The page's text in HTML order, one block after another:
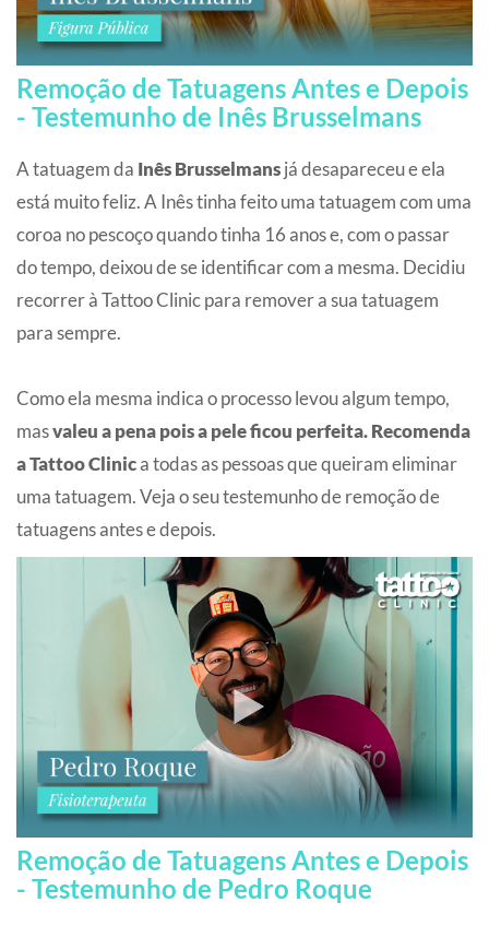
Remoção de Tatuagens Antes e Depois
- Testemunho de Inês Brusselmans
A tatuagem da Inês Brusselmansjá desapareceu e ela
está muito feliz. A Inês tinha feito uma tatuagem com uma
coroa no pescoço quando tinha 16 anos e, com o passar
do tempo, deixou de se identificar com a mesma. Decidiu
recorrer à Tattoo Clinic para remover a sua tatuagem
para sempre.
Como ela mesma indica o processo levou algum tempo,
masvaleu a pena pois a pele ficou perfeita. Recomenda
a Tattoo Clinica todas as pessoas que queiram eliminar
uma tatuagem. Veja o seu testemunho de remoção de
tatuagens antes e depois.
Remoção de Tatuagens Antes e Depois
- Testemunho de Pedro Roque